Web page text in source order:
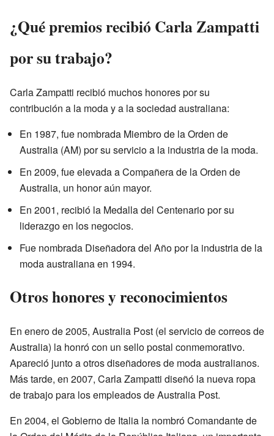
¿Qué premios recibió Carla Zampatti
por su trabajo?
Carla Zampatti recibió muchos honores por su
contribución a la moda y a la sociedad australiana:
En 1987, fue nombrada Miembro de la Orden de
Australia (AM) por su servicio a la industria de la moda.
En 2009, fue elevada a Compañera de la Orden de
Australia, un honor aún mayor.
En 2001, recibió la Medalla del Centenario por su
liderazgo en los negocios.
Fue nombrada Diseñadora del Año por la industria de la
moda australiana en 1994.
Otros honores y reconocimientos
En enero de 2005, Australia Post (el servicio de correos de
Australia) la honró con un sello postal conmemorativo.
Apareció junto a otros diseñadores de moda australianos.
Más tarde, en 2007, Carla Zampatti diseñó la nueva ropa
de trabajo para los empleados de Australia Post.
En 2004, el Gobierno de Italia la nombró Comandante de